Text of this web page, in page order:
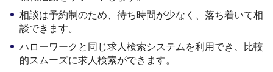
相談は予約制のため、待ち時間が少なく、落ち着いて相
談できます。
ハローワークと同じ求人検索システムを利用でき、比較
的スムーズに求人検索ができます。